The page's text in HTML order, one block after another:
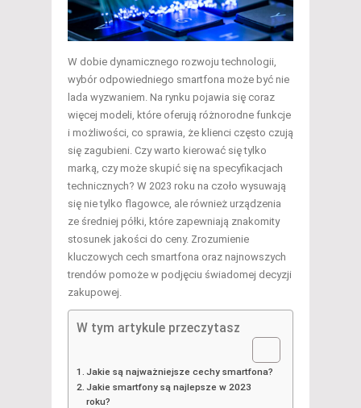
W dobie dynamicznego rozwoju technologii,
wybór odpowiedniego smartfona może być nie
lada wyzwaniem. Na rynku pojawia się coraz
więcej modeli, które oferują różnorodne funkcje
i możliwości, co sprawia, że klienci często czują
się zagubieni. Czy warto kierować się tylko
marką, czy może skupić się na specyfikacjach
technicznych? W 2023 roku na czoło wysuwają
się nie tylko flagowce, ale również urządzenia
ze średniej półki, które zapewniają znakomity
stosunek jakości do ceny. Zrozumienie
kluczowych cech smartfona oraz najnowszych
trendów pomoże w podjęciu świadomej decyzji
zakupowej.
W tym artykule przeczytasz
Jakie są najważniejsze cechy smartfona?
Jakie smartfony są najlepsze w 2023
roku?